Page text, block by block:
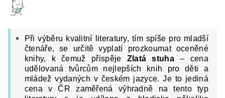
Při výběru kvalitní literatury, tím spíše pro mladší
čtenáře, se určitě vyplatí prozkoumat oceněné
knihy, k čemuž přispěje Zlatá stuha – cena
udělovaná tvůrcům nejlepších knih pro děti a
mládež vydaných v českém jazyce. Je to jediná
cena v ČR zaměřená výhradně na tento typ